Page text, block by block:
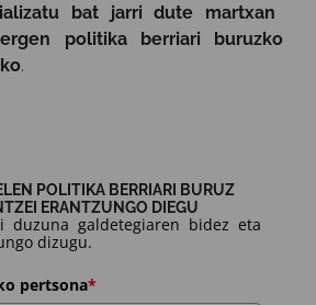
bat jarri dute martxan
politika berriari buruzko
.
POLITIKA BERRIARI BURUZ
ERANTZUNGO DIEGU
duzuna galdetegiaren bidez eta
dizugu.
pertsona*